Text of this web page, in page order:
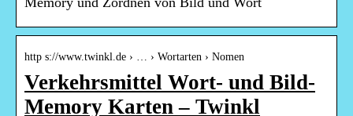
http s://www.twinkl.de › … › Wortarten › Nomen
Verkehrsmittel Wort- und Bild-
Memory Karten – Twinkl